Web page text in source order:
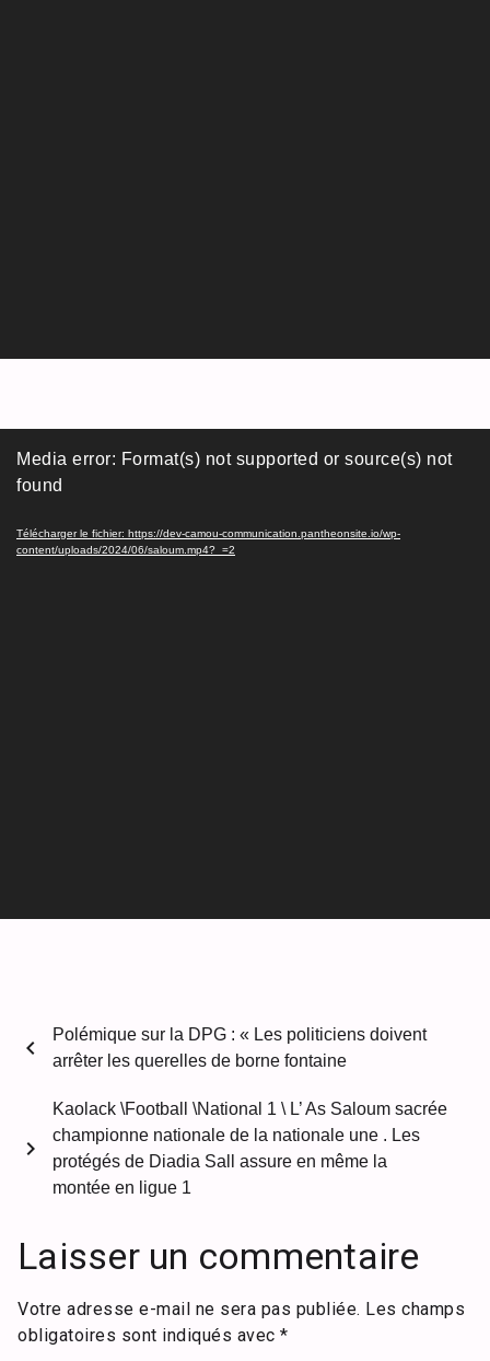
vidéoMedia error: Format(s) not supported or source(s) not
found
Télécharger le fichier: https://dev-camou-communication.pantheonsite.io/wp-
content/uploads/2024/06/saloum.mp4?_=2
chevron_left
Polémique sur la DPG : « Les politiciens doivent
arrêter les querelles de borne fontaine
Kaolack \Football \National 1 \ L’ As Saloum sacrée
championne nationale de la nationale une . Les
protégés de Diadia Sall assure en même la
montée en ligue 1
chevron_right
Laisser un commentaire
Votre adresse e-mail ne sera pas publiée. Les champs
obligatoires sont indiqués avec *